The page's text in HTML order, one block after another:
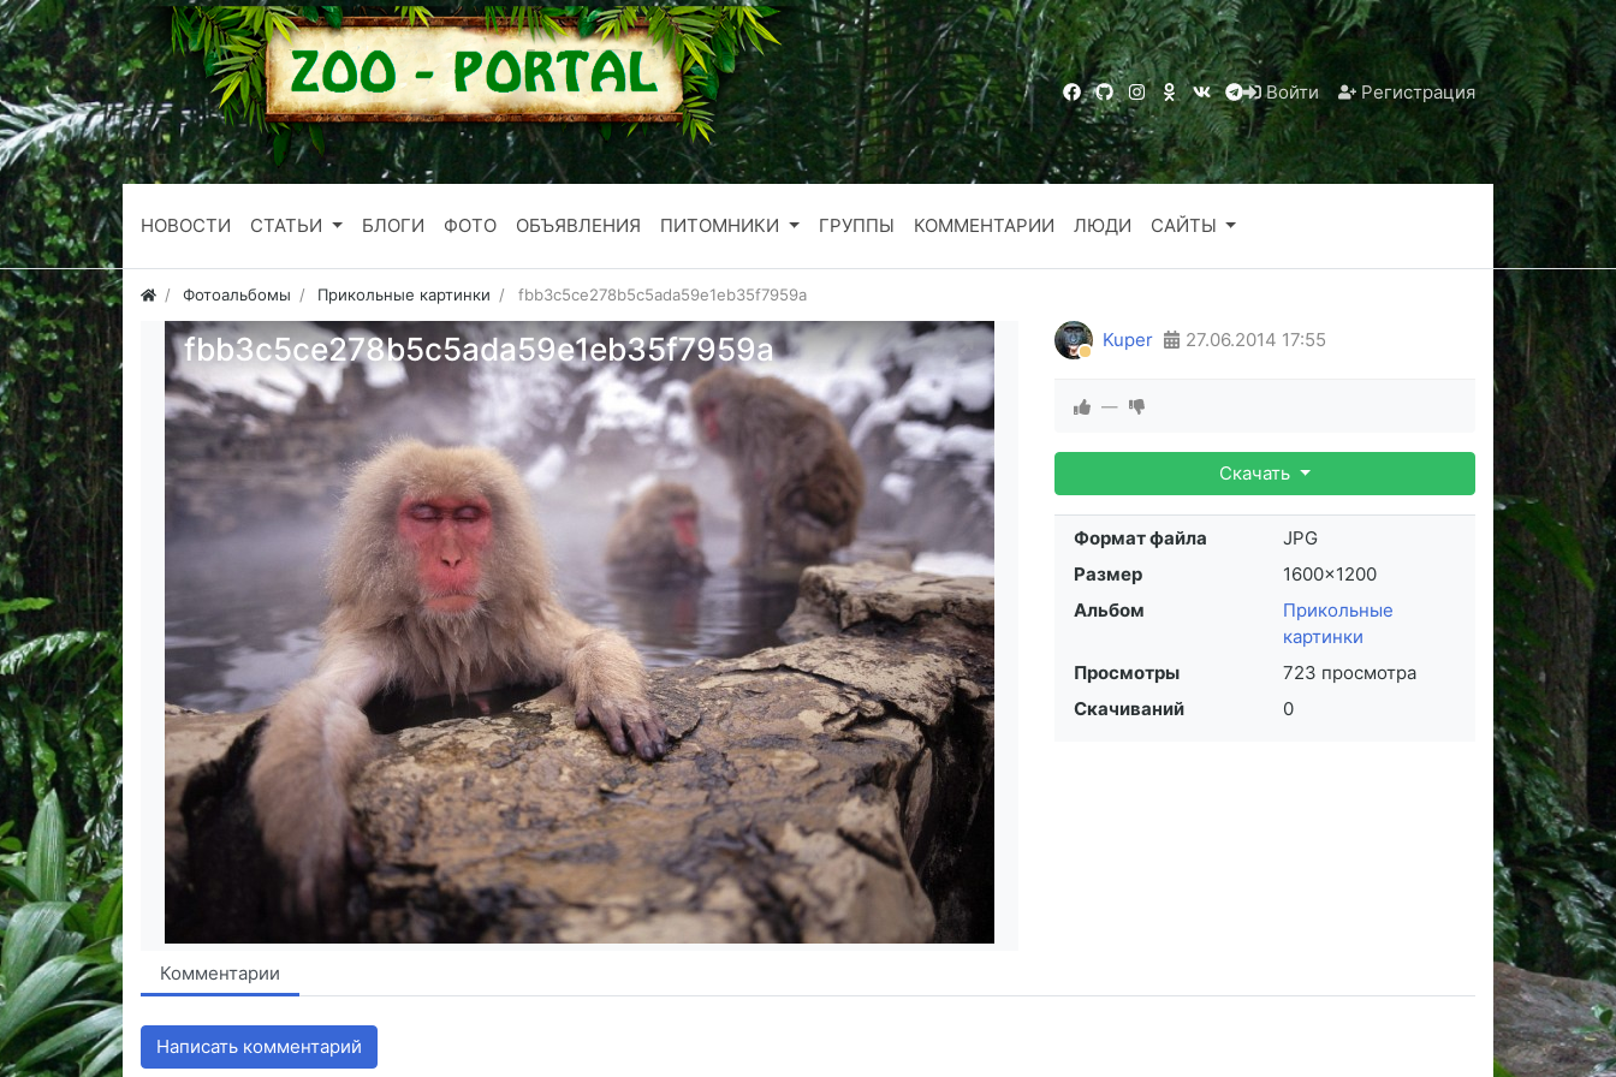
Войти Регистрация
НОВОСТИ СТАТЬИ БЛОГИ ФОТО ОБЪЯВЛЕНИЯ ПИТОМНИКИ ГРУППЫ КОММЕНТАРИИ ЛЮДИ САЙТЫ
Фотоальбомы Прикольные картинки fbb3c5ce278b5c5ada59e1eb35f7959a
fbb3c5ce278b5c5ada59e1eb35f7959a Kuper 27.06.2014 17:55
—
Скачать
Формат файла
JPG
Размер
1600×1200
Альбом
Прикольные
картинки
Просмотры
723 просмотра
Скачиваний
0
Комментарии
Написать комментарий